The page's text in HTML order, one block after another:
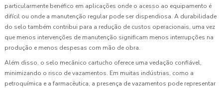
particularmente benéfico em aplicações onde o acesso ao equipamento é
difícil ou onde a manutenção regular pode ser dispendiosa. A durabilidade
do selo também contribui para a redução de custos operacionais, uma vez
que menos intervenções de manutenção significam menos interrupções na
produção e menos despesas com mão de obra.
Além disso, o selo mecânico cartucho oferece uma vedação confiável,
minimizando o risco de vazamentos. Em muitas indústrias, como a
petroquímica e a farmacêutica, a presença de vazamentos pode representar